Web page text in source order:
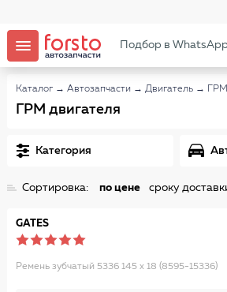
Подбор в WhatsApp
Каталог → Автозапчасти → Двигатель →
ГРМ двигателя
Категория
Сортировка: по цене сроку
GATES
Ремень зубчатый 5336 145 x 18 (8595-15336)